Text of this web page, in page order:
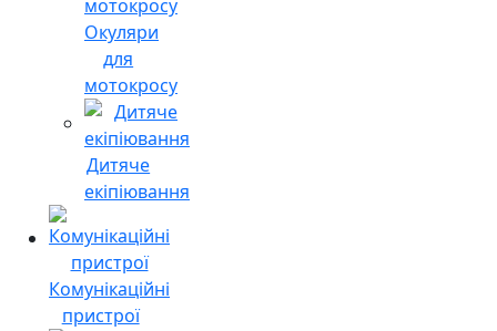
Окуляри
для
мотокросу
Дитяче
екіпіювання
Комунікаційні
пристрої